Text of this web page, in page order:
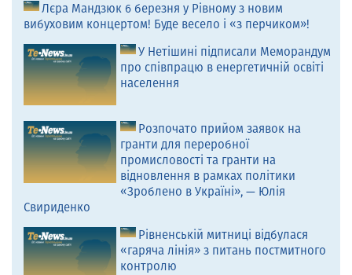
Лєра Мандзюк 6 березня у Рівному з новим
вибуховим концертом! Буде весело і «з перчиком»!
У Нетішині підписали Меморандум
про співпрацю в енергетичній освіті
населення
Розпочато прийом заявок на
гранти для переробної
промисловості та гранти на
відновлення в рамках політики
«Зроблено в Україні», — Юлія
Свириденко
Рівненській митниці відбулася
«гаряча лінія» з питань постмитного
контролю